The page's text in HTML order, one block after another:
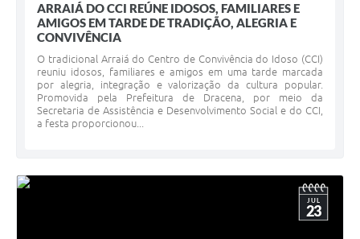
ARRAIÁ DO CCI REÚNE IDOSOS, FAMILIARES E
AMIGOS EM TARDE DE TRADIÇÃO, ALEGRIA E
CONVIVÊNCIA
O tradicional Arraiá do Centro de Convivência do Idoso (CCI)
reuniu idosos, familiares e amigos em uma tarde marcada
por alegria, integração e valorização da cultura popular.
Promovida pela Prefeitura de Dracena, por meio da
Secretaria de Assistência e Desenvolvimento Social e do CCI,
a festa proporcionou...
JUL
23